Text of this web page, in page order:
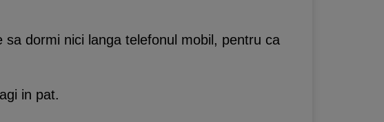
dormi nici langa telefonul mobil, pentru ca
in pat.